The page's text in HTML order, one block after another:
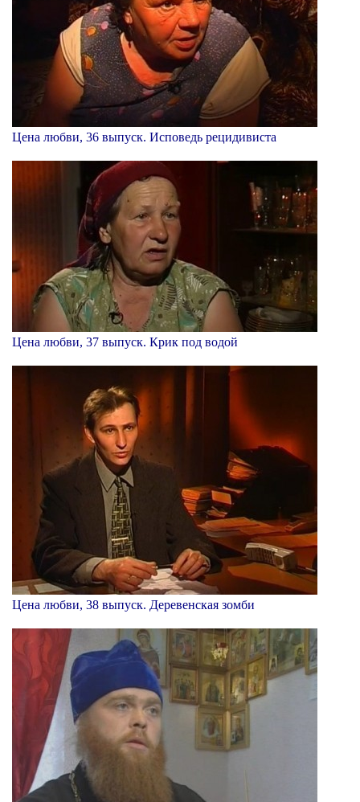
Цена любви, 36 выпуск. Исповедь рецидивиста
Цена любви, 37 выпуск. Крик под водой
Цена любви, 38 выпуск. Деревенская зомби